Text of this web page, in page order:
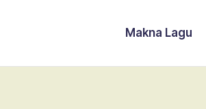
Makna Lagu